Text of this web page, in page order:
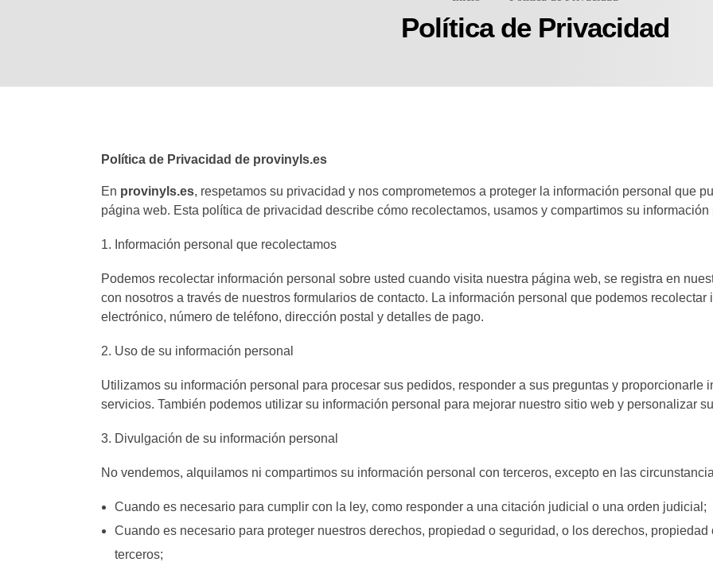
Política de Privacidad
Política de Privacidad de provinyls.es
En provinyls.es, respetamos su privacidad y nos comprometemos a proteger la información personal que
página web. Esta política de privacidad describe cómo recolectamos, usamos y compartimos su información
Información personal que recolectamos
Podemos recolectar información personal sobre usted cuando visita nuestra página web, se registra en
con nosotros a través de nuestros formularios de contacto. La información personal que podemos
electrónico, número de teléfono, dirección postal y detalles de pago.
Uso de su información personal
Utilizamos su información personal para procesar sus pedidos, responder a sus preguntas y proporcionarle
servicios. También podemos utilizar su información personal para mejorar nuestro sitio web y personalizar
Divulgación de su información personal
No vendemos, alquilamos ni compartimos su información personal con terceros, excepto en las
Cuando es necesario para cumplir con la ley, como responder a una citación judicial o una orden judicial;
Cuando es necesario para proteger nuestros derechos, propiedad o seguridad, o los derechos,
terceros;